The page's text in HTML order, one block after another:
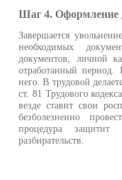
Шаг 4. Оформление
Завершается
необходимых
документов, личной
отработанный
него. В трудовой
ст. 81 Трудового
везде ставит свои
безболезненно
процедура защитит
разбирательств.